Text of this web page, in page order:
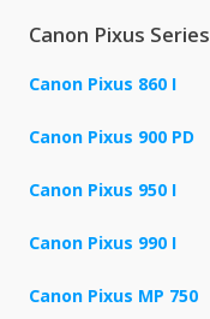
Canon Pixus Series
Canon Pixus 860 I
Canon Pixus 900 PD
Canon Pixus 950 I
Canon Pixus 990 I
Canon Pixus MP 750